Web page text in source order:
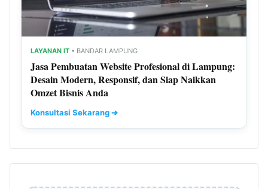
LAYANAN IT • BANDAR LAMPUNG
Jasa Pembuatan Website Profesional di Lampung:
Desain Modern, Responsif, dan Siap Naikkan
Omzet Bisnis Anda
Konsultasi Sekarang ➔